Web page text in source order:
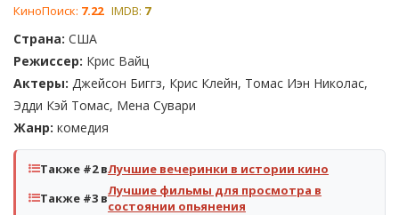
КиноПоиск: 7.22 IMDB: 7
Страна: США
Режиссер: Крис Вайц
Актеры: Джейсон Биггз, Крис Клейн, Томас Иэн Николас,
Эдди Кэй Томас, Мена Сувари
Жанр: комедия
Также #2 вЛучшие вечеринки в истории кино
Также #3 вЛучшие фильмы для просмотра в
состоянии опьянения